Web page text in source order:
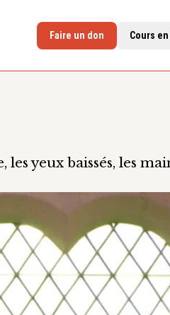
Faire un don Cours
yeux baissés, les